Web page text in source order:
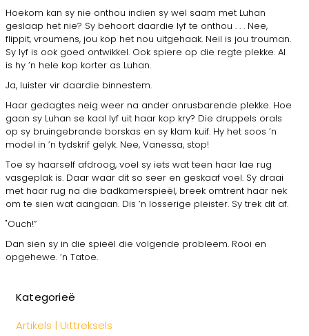
Hoekom kan sy nie onthou indien sy wel saam met Luhan
geslaap het nie? Sy behoort daardie lyf te onthou . . . Nee,
flippit, vroumens, jou kop het nou uitgehaak. Neil is jou trouman.
Sy lyf is ook goed ontwikkel. Ook spiere op die regte plekke. Al
is hy ’n hele kop korter as Luhan.
Ja, luister vir daardie binnestem.
Haar gedagtes neig weer na ander onrusbarende plekke. Hoe
gaan sy Luhan se kaal lyf uit haar kop kry? Die druppels orals
op sy bruingebrande borskas en sy klam kuif. Hy het soos ’n
model in ’n tydskrif gelyk. Nee, Vanessa, stop!
Toe sy haarself afdroog, voel sy iets wat teen haar lae rug
vasgeplak is. Daar waar dit so seer en geskaaf voel. Sy draai
met haar rug na die badkamerspieël, breek omtrent haar nek
om te sien wat aangaan. Dis ’n losserige pleister. Sy trek dit af.
"Ouch!”
Dan sien sy in die spieël die volgende probleem. Rooi en
opgehewe. ’n Tatoe.
Kategorieë
Artikels | Uittreksels